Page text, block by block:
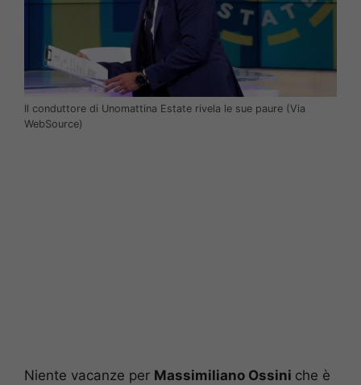
Il conduttore di Unomattina Estate rivela le sue paure (Via
WebSource)
Niente vacanze per Massimiliano Ossini che è